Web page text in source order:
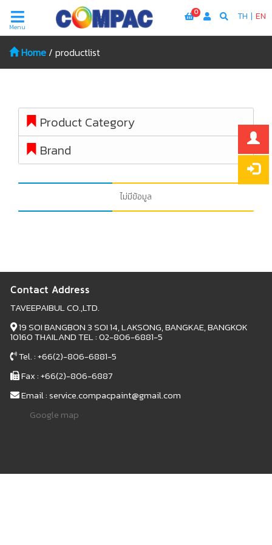
0 TH | EN
Menu
Home / productlist
Product Category
Brand
ไม่มีข้อมูล
Contact Address
TAVEEPAIBUL CO.,LTD.
19 SOI BANGBON 3 SOI 14, LAKSONG, BANGKAE, BANGKOK
10160 THAILAND TEL : 02-806-6881-5
Tel. : +66(2)-806-6881-5
Fax : +66(2)-806-6887
Email : service.compacpaint@gmail.com
Google map